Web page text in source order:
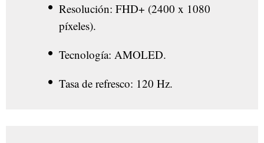
Resolución: FHD+ (2400 x 1080
píxeles).
Tecnología: AMOLED.
Tasa de refresco: 120 Hz.